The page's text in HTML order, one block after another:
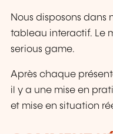
Nous disposons dans
tableau interactif. Le
serious game.
Après chaque
il y a une mise en
et mise en situation